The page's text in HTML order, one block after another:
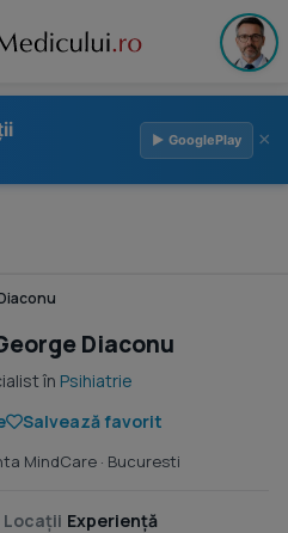
▶ GooglePlay ×
Diaconu
în Psihiatrie
Salvează favorit
MindCare · Bucuresti
Locații Experiență